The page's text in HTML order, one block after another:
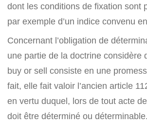
dont les conditions de fixation sont
par exemple d’un indice convenu
Concernant l’obligation de
une partie de la doctrine considère
buy or sell consiste en une
fait, elle fait valoir l’ancien article
en vertu duquel, lors de tout acte
doit être déterminé ou